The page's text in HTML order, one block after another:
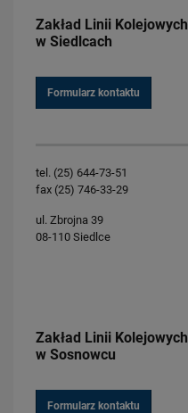
Zakład Linii Kolejowych
w Siedlcach
Formularz kontaktu
tel. (25) 644-73-51
fax (25) 746-33-29
ul. Zbrojna 39
08-110 Siedlce
Zakład Linii Kolejowych
w Sosnowcu
Formularz kontaktu